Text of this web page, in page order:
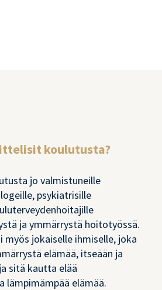
koulutusta?
jo valmistuneille
psykiatrisille
ja ymmärrystä hoitotyössä.
myös jokaiselle ihmiselle, joka
elämää, itseään ja
sitä kautta elää
lämpimämpää elämää.